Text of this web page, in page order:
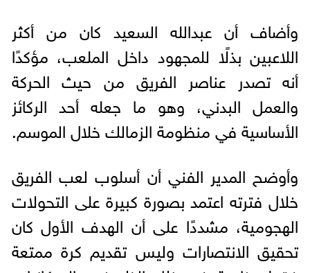
وأضاف أن عبدالله السعيد كان من أكثر
اللاعبين بذلًا للمجهود داخل الملعب، مؤكدًا
أنه تصدر عناصر الفريق من حيث الحركة
والعمل البدني، وهو ما جعله أحد الركائز
الأساسية في منظومة الزمالك خلال الموسم.
وأوضح المدير الفني أن أسلوب لعب الفريق
خلال فترته اعتمد بصورة كبيرة على التحولات
الهجومية، مشددًا على أن الهدف الأول كان
تحقيق الانتصارات وليس تقديم كرة ممتعة